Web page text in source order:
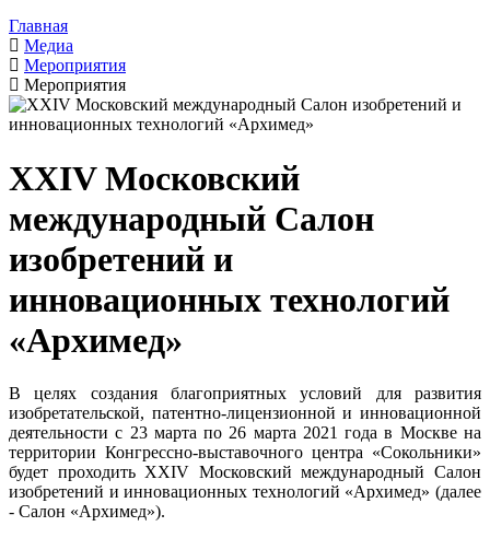
Главная
Медиа
Мероприятия
Мероприятия
XXIV Московский
международный Салон
изобретений и
инновационных технологий
«Архимед»
В целях создания благоприятных условий для развития
изобретательской, патентно-лицензионной и инновационной
деятельности с 23 марта по 26 марта 2021 года в Москве на
территории Конгрессно-выставочного центра «Сокольники»
будет проходить XXIV Московский международный Салон
изобретений и инновационных технологий «Архимед» (далее
- Салон «Архимед»).